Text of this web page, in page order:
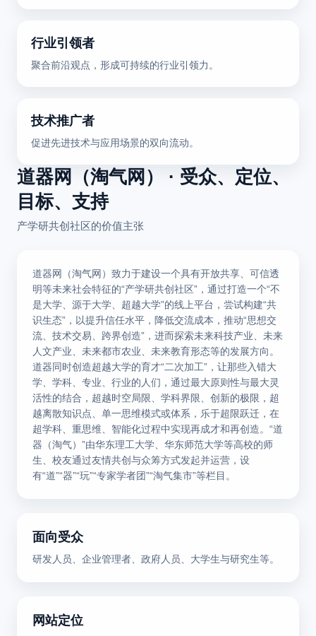
行业引领者
聚合前沿观点，形成可持续的行业引领力。
技术推广者
促进先进技术与应用场景的双向流动。
道器网（淘气网） · 受众、定位、
目标、支持
产学研共创社区的价值主张
道器网（淘气网）致力于建设一个具有开放共享、可信透
明等未来社会特征的“产学研共创社区”，通过打造一个“不
是大学、源于大学、超越大学”的线上平台，尝试构建“共
识生态”，以提升信任水平，降低交流成本，推动“思想交
流、技术交易、跨界创造”，进而探索未来科技产业、未来
人文产业、未来都市农业、未来教育形态等的发展方向。
道器同时创造超越大学的育才“二次加工”，让那些入错大
学、学科、专业、行业的人们，通过最大原则性与最大灵
活性的结合，超越时空局限、学科界限、创新的极限，超
越离散知识点、单一思维模式或体系，乐于超限跃迁，在
超学科、重思维、智能化过程中实现再成才和再创造。“道
器（淘气）”由华东理工大学、华东师范大学等高校的师
生、校友通过友情共创与众筹方式发起并运营，设
有“道”“器”“玩”“专家学者团”“淘气集市”等栏目。
面向受众
研发人员、企业管理者、政府人员、大学生与研究生等。
网站定位